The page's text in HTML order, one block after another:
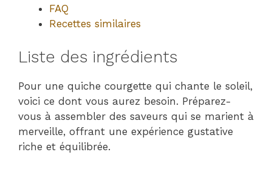
FAQ
Recettes similaires
Liste des ingrédients
Pour une quiche courgette qui chante le soleil,
voici ce dont vous aurez besoin. Préparez-
vous à assembler des saveurs qui se marient à
merveille, offrant une expérience gustative
riche et équilibrée.